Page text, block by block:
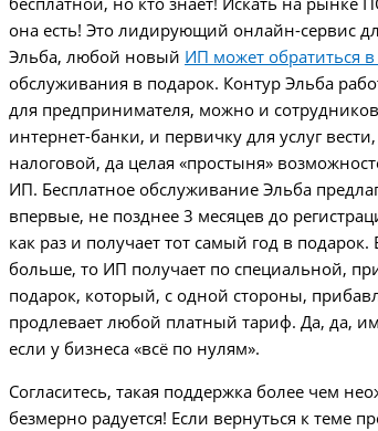
она есть! Это лидирующий онлайн-сервис
Эльба, любой новый ИП может обратиться в
обслуживания в подарок. Контур Эльба
для предпринимателя, можно и
интернет-банки, и первичку для услуг
налоговой, да целая «простыня»
ИП. Бесплатное обслуживание Эльба
впервые, не позднее 3 месяцев до
как раз и получает тот самый год в
больше, то ИП получает по специальной,
подарок, который, с одной стороны,
продлевает любой платный тариф. Да, да,
если у бизнеса «всё по нулям».
Согласитесь, такая поддержка более чем
безмерно радуется! Если вернуться к теме